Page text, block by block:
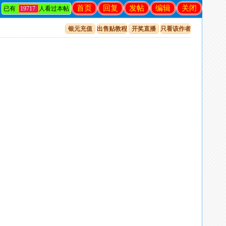
关闭
编辑
发帖
回复
首页
已有 19717 人看过本帖
银元充值 出售贴教程 开奖直播 只看该作者